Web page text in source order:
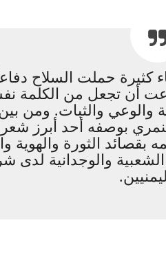
كثيرة حملت السلاح
أن تجعل من الكلمة
والوعي والثبات. ومن
بوصفه أحد أبرز
بقصائد الثورة
والوجدانية لدى